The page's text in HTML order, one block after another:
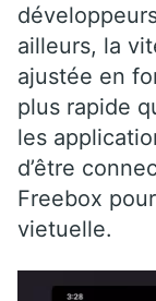
ailleurs, la
ajustée en
plus rapide
les
d’être
Freebox
vietuelle.